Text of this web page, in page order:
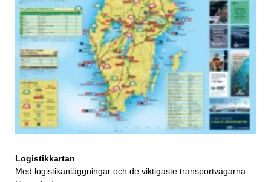
Logistikkartan
Med logistikanläggningar och de viktigaste transportvägarna